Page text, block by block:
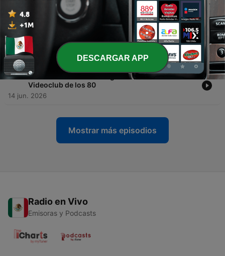
de los 80
28 jun. 2026
342 - 07x20 - Sagas interminables de los 80 - El
Videoclub de los 80
21 jun. 2026
341 - 07x19 - Aventuras en la gran ciudad - El
Videoclub de los 80
14 jun. 2026
Mostrar más episodios
Radio en Vivo
Emisoras y Podcasts
DESCARGAR APP